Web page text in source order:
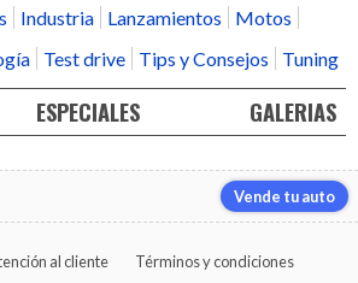
Industria Lanzamientos
Motos
Test drive Tips y Consejos Tuning
ESPECIALES GALERIAS
Vende tu auto
al cliente Términos y condiciones